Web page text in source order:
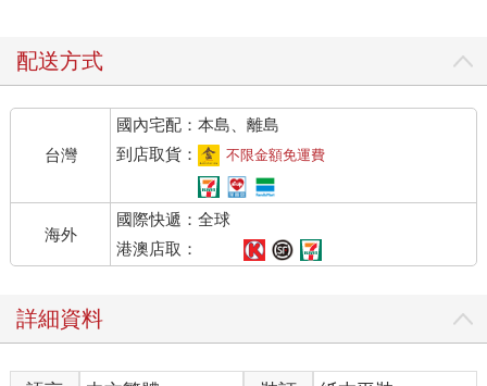
配送方式
台灣
國內宅配：本島、離島
到店取貨：
不限金額免運費
海外
國際快遞：全球
港澳店取：
詳細資料